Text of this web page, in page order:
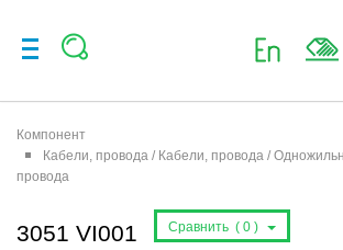
Компонент
Кабели, провода / Кабели, провода /
провода
3051 VI001 Сравнить ( 0 )